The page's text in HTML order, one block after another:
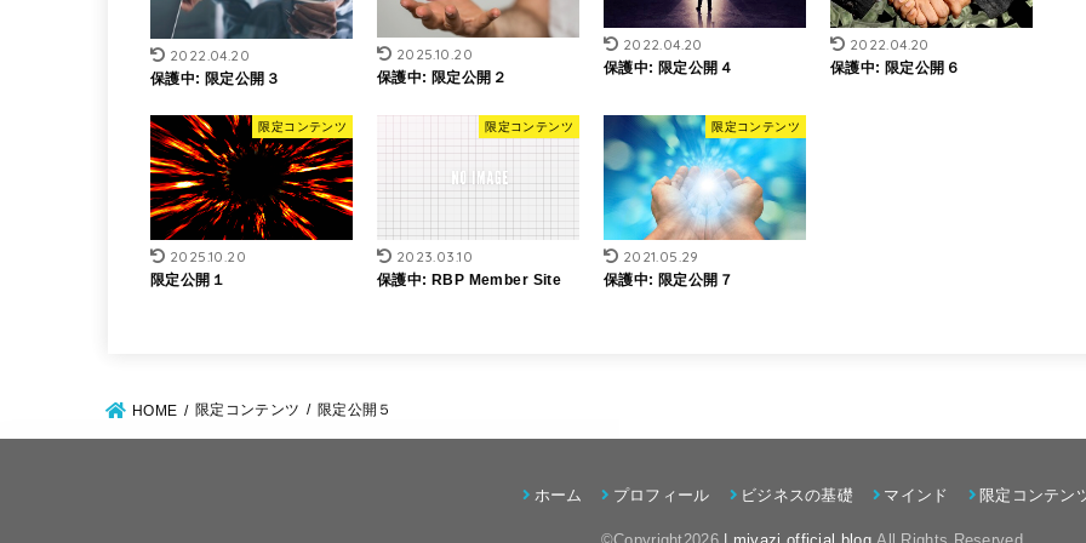
2022.04.20
保護中: 限定公開３
2025.10.20
保護中: 限定公開２
2022.04.20
保護中: 限定公開４
2022.04.20
保護中: 限定公開６
限定コンテンツ
2025.10.20
限定公開１
限定コンテンツ
2023.03.10
保護中: RBP Member Site
限定コンテンツ
2021.05.29
保護中: 限定公開７
HOME 限定コンテンツ 限定公開５
ホーム プロフィール ビジネスの基礎 マインド 限定コンテン